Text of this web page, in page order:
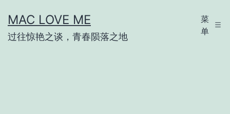
至
内
MAC LOVE ME
过往惊艳之谈，青春陨落之地
菜
单